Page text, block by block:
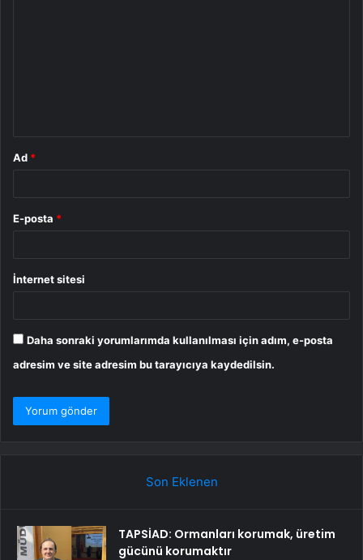
Ad *
E-posta *
İnternet sitesi
Daha sonraki yorumlarımda kullanılması için adım, e-posta
adresim ve site adresim bu tarayıcıya kaydedilsin.
Son Eklenen
TAPSİAD: Ormanları korumak, üretim
gücünü korumaktır